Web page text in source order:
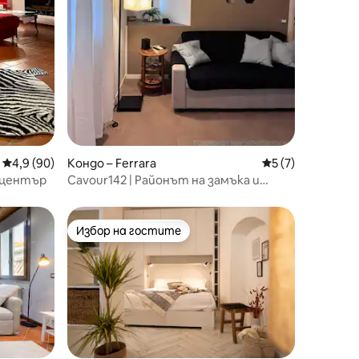
Средна оценка: 4,9 от 5, 90 отзива
4,9 (90)
Кондо – Ferrara Средна оценка:
5 (7)
Cavour142 | Районът на замъка и
Избор на гостите
Избор на гостите